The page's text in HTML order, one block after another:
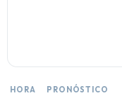
HORA PRONÓSTICO